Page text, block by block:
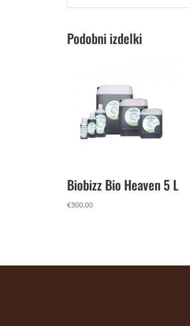
Podobni izdelki
Biobizz Bio Heaven 5 L
€300,00